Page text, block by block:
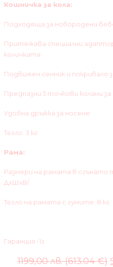
Кошничка за кола:
Подходяща за новородени
Притежава специални
количката
Подвижен сенник и покривало
Предпазни 5 точкови колани
Удобна дръжка за носене
Тегло: 3 кг
Рама:
Размери на рамата в сгънато
ДхШхВ/
Тегло на рамата с гумите: 8 кг
Гаранция -1г
1199,00 лв. (613.04 €)